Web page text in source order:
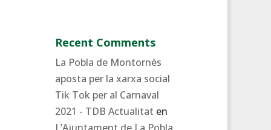
Recent Comments
La Pobla de Montornès
aposta per la xarxa social
Tik Tok per al Carnaval
2021 - TDB Actualitat en